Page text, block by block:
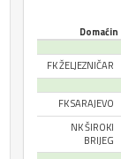
Domaćin
FK ŽELJEZNIČAR
FK SARAJEVO
NK ŠIROKI
BRIJEG